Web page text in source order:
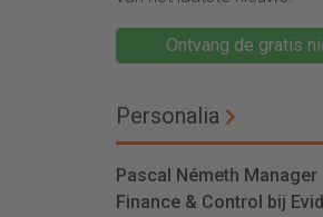
Ontvang de gratis
Personalia
Pascal Németh Manager
Finance & Control bij